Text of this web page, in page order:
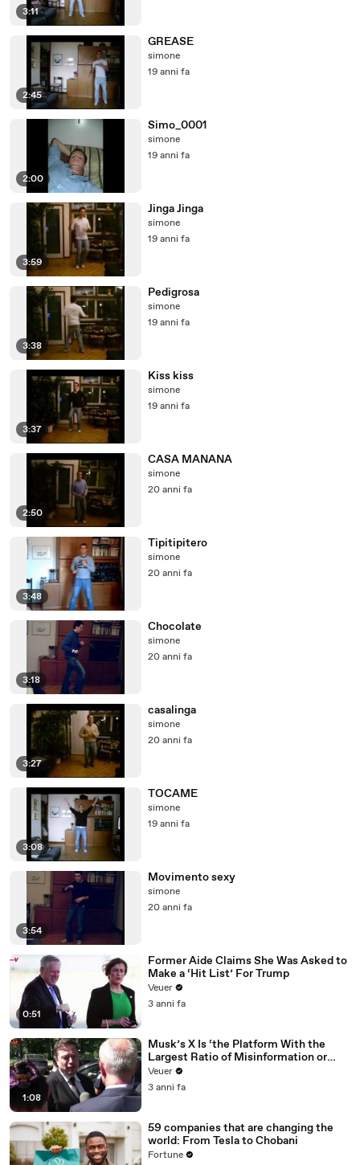
3:11
2:45
GREASE
simone
19 anni fa
2:00
Simo_0001
simone
19 anni fa
3:59
Jinga Jinga
simone
19 anni fa
3:38
Pedigrosa
simone
19 anni fa
3:37
Kiss kiss
simone
19 anni fa
2:50
CASA MANANA
simone
20 anni fa
3:48
Tipitipitero
simone
20 anni fa
3:18
Chocolate
simone
20 anni fa
3:27
casalinga
simone
20 anni fa
3:08
TOCAME
simone
19 anni fa
3:54
Movimento sexy
simone
20 anni fa
0:51
Former Aide Claims She Was Asked to
Make a ‘Hit List’ For Trump
Veuer
3 anni fa
1:08
Musk’s X Is ‘the Platform With the
Largest Ratio of Misinformation or
Disinformation’ Amongst All Social
Media Platforms
Veuer
3 anni fa
59 companies that are changing the
world: From Tesla to Chobani
Fortune